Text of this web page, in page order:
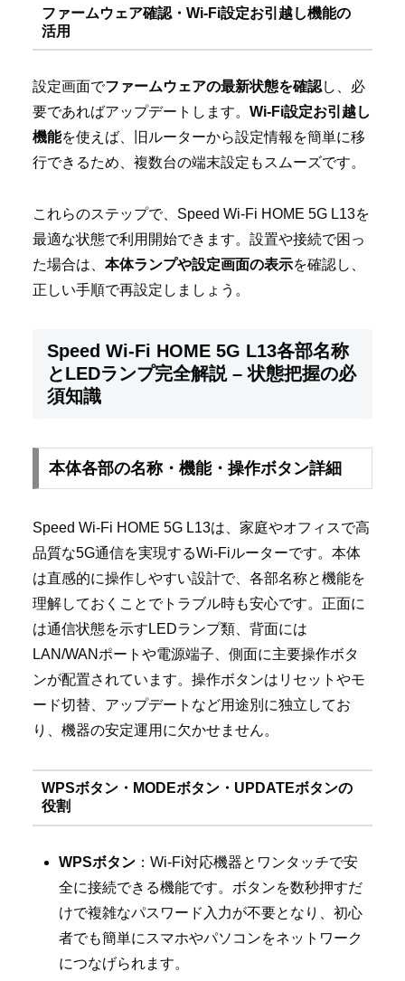
ファームウェア確認・Wi-Fi設定お引越し機能の
活用
設定画面でファームウェアの最新状態を確認し、必
要であればアップデートします。 Wi-Fi設定お引越し
機能を使えば、旧ルーターから設定情報を簡単に移
行できるため、複数台の端末設定もスムーズです。
これらのステップで、Speed Wi-Fi HOME 5G L13を
最適な状態で利用開始できます。設置や接続で困っ
た場合は、 本体ランプや設定画面の表示を確認し、
正しい手順で再設定しましょう。
Speed Wi-Fi HOME 5G L13各部名称
とLEDランプ完全解説 – 状態把握の必
須知識
本体各部の名称・機能・操作ボタン詳細
Speed Wi-Fi HOME 5G L13は、家庭やオフィスで高
品質な5G通信を実現するWi-Fiルーターです。本体
は直感的に操作しやすい設計で、各部名称と機能を
理解しておくことでトラブル時も安心です。正面に
は通信状態を示すLEDランプ類、背面には
LAN/WANポートや電源端子、側面に主要操作ボタ
ンが配置されています。操作ボタンはリセットやモ
ード切替、アップデートなど用途別に独立してお
り、機器の安定運用に欠かせません。
WPSボタン・MODEボタン・UPDATEボタンの
役割
WPSボタン ：Wi-Fi対応機器とワンタッチで安
全に接続できる機能です。ボタンを数秒押すだ
けで複雑なパスワード入力が不要となり、初心
者でも簡単にスマホやパソコンをネットワーク
につなげられます。